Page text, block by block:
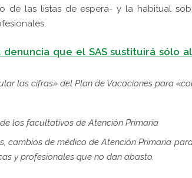
de las listas de espera- y la habitual
que el SAS sustituirá sólo
las cifras» del Plan de Vacaciones para
los facultativos de Atención Primaria
cambios de médico de Atención Primaria
y profesionales que no dan abasto.